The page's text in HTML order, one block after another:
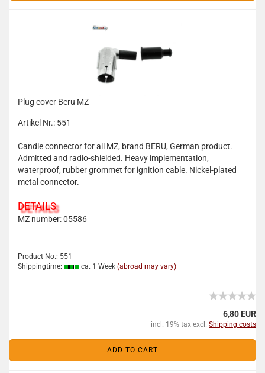
Plug cover Beru MZ
Artikel Nr.: 551
Candle connector for all MZ, brand BERU, German product.
Admitted and radio-shielded. Heavy implementation,
waterproof, rubber grommet for ignition cable. Nickel-plated
metal connector.
DETAILS
MZ number: 05586
Product No.: 551
Shippingtime:
ca. 1 Week (abroad may vary)
6,80 EUR
incl. 19% tax excl. Shipping costs
ADD TO CART